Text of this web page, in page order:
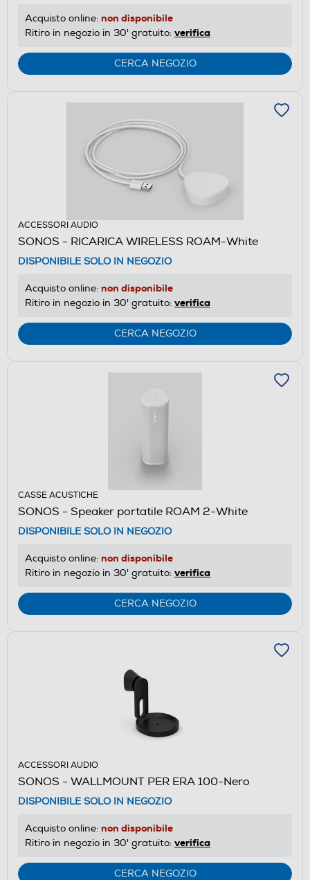
Acquisto online: non disponibile
Ritiro in negozio in 30' gratuito: verifica
CERCA NEGOZIO
ACCESSORI AUDIO
SONOS - RICARICA WIRELESS ROAM-White
DISPONIBILE SOLO IN NEGOZIO
Acquisto online: non disponibile
Ritiro in negozio in 30' gratuito: verifica
CERCA NEGOZIO
CASSE ACUSTICHE
SONOS - Speaker portatile ROAM 2-White
DISPONIBILE SOLO IN NEGOZIO
Acquisto online: non disponibile
Ritiro in negozio in 30' gratuito: verifica
CERCA NEGOZIO
ACCESSORI AUDIO
SONOS - WALLMOUNT PER ERA 100-Nero
DISPONIBILE SOLO IN NEGOZIO
Acquisto online: non disponibile
Ritiro in negozio in 30' gratuito: verifica
CERCA NEGOZIO